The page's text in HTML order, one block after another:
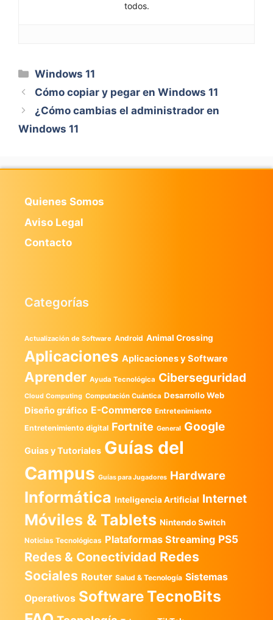
todos.
Categorías
Windows 11
Cómo copiar y pegar en Windows 11
¿Cómo cambias el administrador en
Windows 11
Quienes Somos
Aviso Legal
Contacto
Categorías
Actualización de Software Android Animal Crossing
Aplicaciones Aplicaciones y Software
Aprender Ayuda Tecnológica Ciberseguridad
Cloud Computing Computación Cuántica Desarrollo Web
Diseño gráfico E-Commerce Entretenimiento
Entretenimiento digital Fortnite General Google
Guias y Tutoriales Guías del
Campus Guías para Jugadores Hardware
Informática Inteligencia Artificial Internet
Móviles & Tablets Nintendo Switch
Noticias Tecnológicas Plataformas Streaming PS5
Redes & Conectividad Redes
Sociales Router Salud & Tecnología Sistemas
Operativos SoftwareTecnoBits